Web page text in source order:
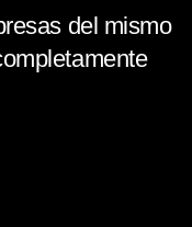
del mismo